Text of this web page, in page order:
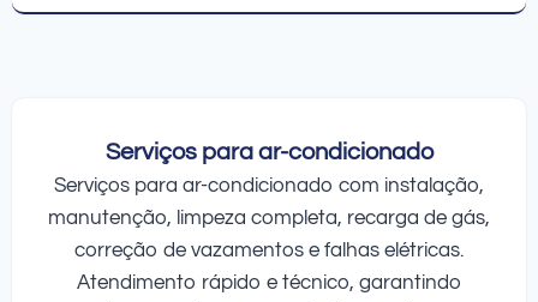
Serviços para ar-condicionado
Serviços para ar-condicionado com instalação,
manutenção, limpeza completa, recarga de gás,
correção de vazamentos e falhas elétricas.
Atendimento rápido e técnico, garantindo